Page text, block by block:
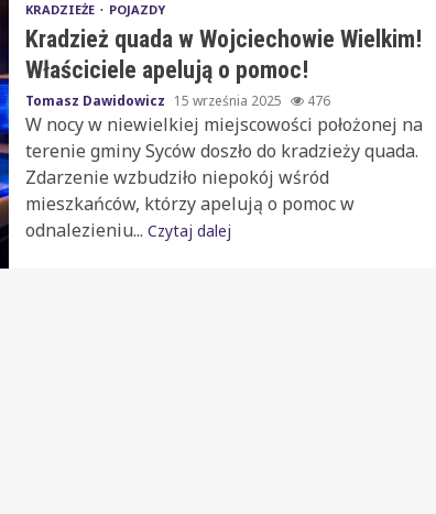
KRADZIEŻE POJAZDY
Kradzież quada w Wojciechowie Wielkim!
Właściciele apelują o pomoc!
Tomasz Dawidowicz 15 września 2025 476
W nocy w niewielkiej miejscowości położonej na
terenie gminy Syców doszło do kradzieży quada.
Zdarzenie wzbudziło niepokój wśród
mieszkańców, którzy apelują o pomoc w
odnalezieniu... Czytaj dalej